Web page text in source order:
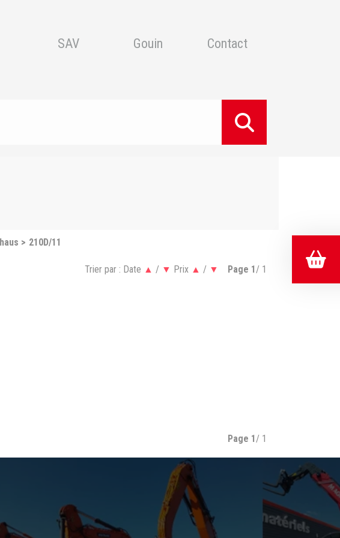
SAV Gouin Contact
210D/11
Trier par : Date ▲ / ▼ Prix ▲ / ▼ Page 1/ 1
Page 1/ 1